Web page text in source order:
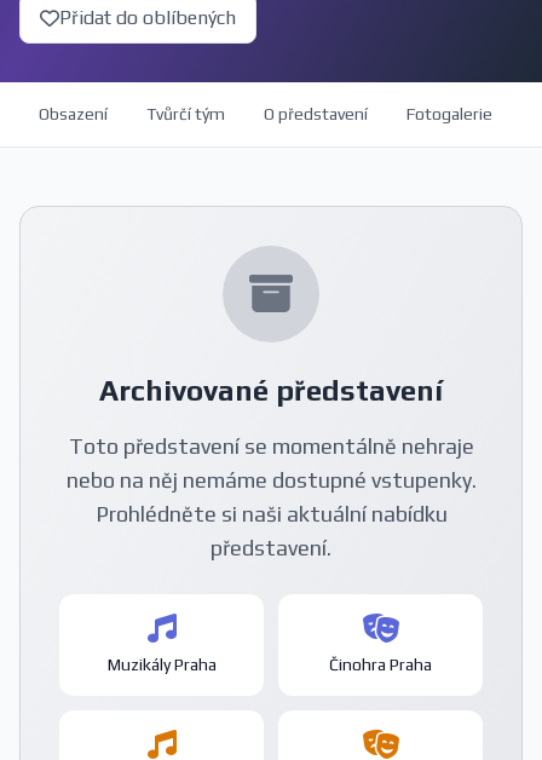
Přidat do oblíbených
Obsazení Tvůrčí tým O představení Fotogalerie
Archivované představení
Toto představení se momentálně nehraje
nebo na něj nemáme dostupné vstupenky.
Prohlédněte si naši aktuální nabídku
představení.
Muzikály Praha Činohra Praha